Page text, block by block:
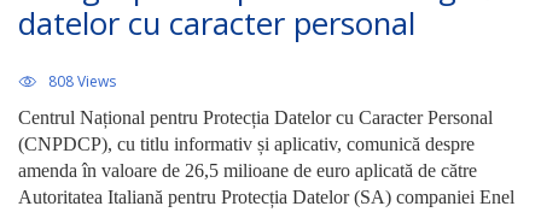
datelor cu caracter personal
808 Views
Centrul Național pentru Protecția Datelor cu Caracter Personal
(CNPDCP), cu titlu informativ și aplicativ, comunică despre
amenda în valoare de 26,5 milioane de euro aplicată de către
Autoritatea Italiană pentru Protecția Datelor (SA) companiei Enel